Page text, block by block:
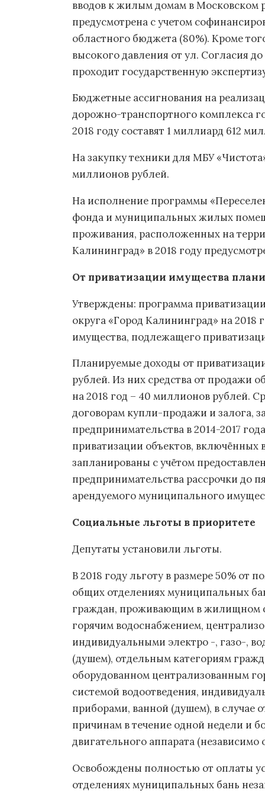
вводов к жилым домам в Московском
предусмотрена с учетом
областного бюджета (80%). Кроме
высокого давления от ул. Согласия
проходит государственную
Бюджетные ассигнования на
дорожно-транспортного комплекса
2018 году составят 1 миллиард 612
На закупку техники для МБУ
миллионов рублей.
На исполнение программы
фонда и муниципальных жилых
проживания, расположенных на
Калининград» в 2018 году
От приватизации имущества
Утверждены: программа
округа «Город Калининград» на
имущества, подлежащего
Планируемые доходы от
рублей. Из них средства от продажи
на 2018 год – 40 миллионов рублей.
договорам купли-продажи и залога,
предпринимательства в 2014-2017
приватизации объектов, включённых
запланированы с учётом
предпринимательства рассрочки до
арендуемого муниципального
Социальные льготы в приоритете
Депутаты установили льготы.
В 2018 году льготу в размере 50% от
общих отделениях муниципальных
граждан, проживающим в жилищном
горячим водоснабжением,
индивидуальными электро -, газо-,
(душем), отдельным категориям
оборудованном централизованным
системой водоотведения,
приборами, ванной (душем), в случае
причинам в течение одной недели и
двигательного аппарата
Освобождены полностью от оплаты
отделениях муниципальных бань